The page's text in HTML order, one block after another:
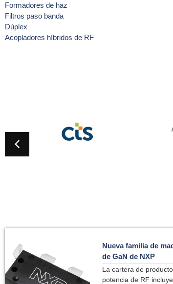
Formadores de haz
Filtros paso banda
Dúplex
Acopladores híbridos de RF
Nueva familia de
de GaN de NXP
La cartera de
potencia de RF